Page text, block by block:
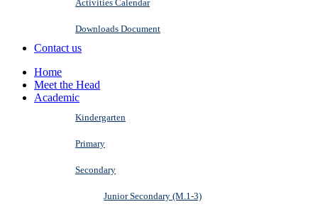
Activities Calendar
Downloads Document
Contact us
Home
Meet the Head
Academic
Kindergarten
Primary
Secondary
Junior Secondary (M.1-3)